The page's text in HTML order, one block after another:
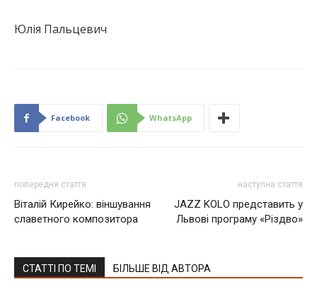
Юлія Пальцевич
Facebook WhatsApp
попередня стаття
Віталій Кирейко: віншування
славетного композитора
наступна стаття
JAZZ KOLO представить у
Львові програму «Різдво»
СТАТТІ ПО ТЕМІ БІЛЬШЕ ВІД АВТОРА